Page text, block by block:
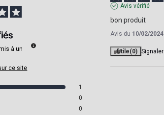
à un
ce site
1
0
0
Avis vérifié
bon produit
Avis du 10/02/2024
Utile(0) Signaler